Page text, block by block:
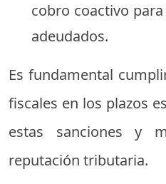
cobro coactivo
adeudados.
Es fundamental
fiscales en los plazos
estas sanciones y
reputación tributaria.